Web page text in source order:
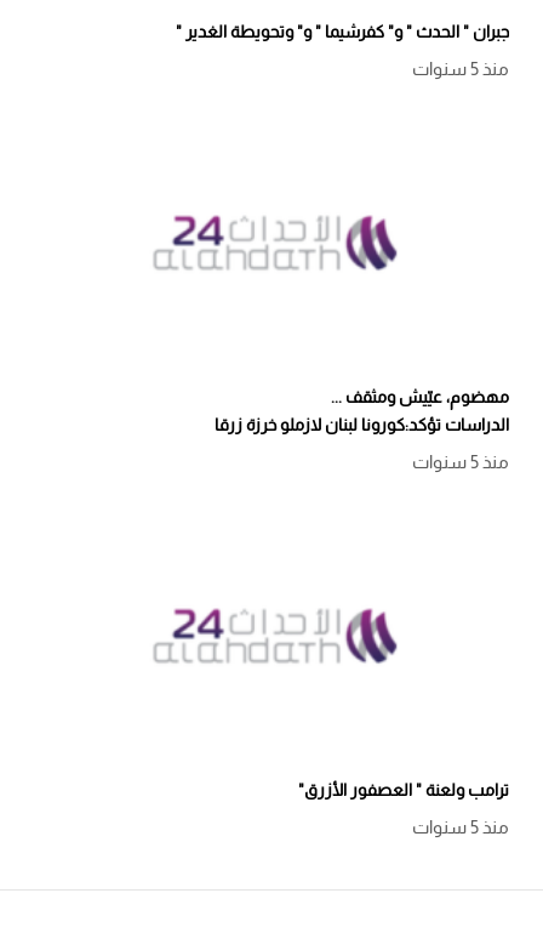
جبران " الحدث " و" كفرشيما " و" وتحويطة الغدير "
منذ 5 سنوات
مهضوم، عيّيش ومثقف ...
الدراسات تؤكد:كورونا لبنان لازملو خرزة زرقا
منذ 5 سنوات
ترامب ولعنة " العصفور الأزرق"
منذ 5 سنوات